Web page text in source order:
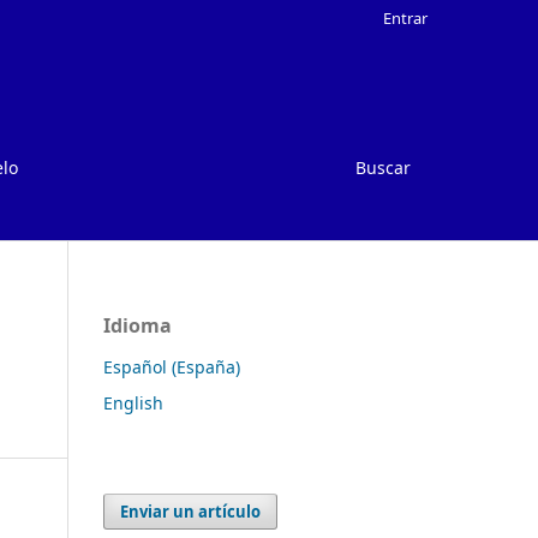
Buscar
Entrar
Idioma
Español (España)
English
Enviar un artículo